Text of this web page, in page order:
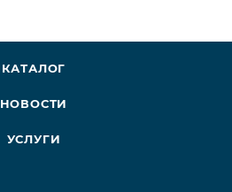
КАТАЛОГ
НОВОСТИ
УСЛУГИ